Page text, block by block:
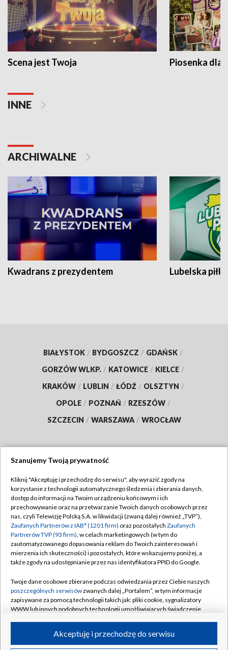
Scena jest Twoja Piosenka dla
INNE
ARCHIWALNE
Kwadrans z prezydentem Lubelska piłka
BIAŁYSTOK / BYDGOSZCZ / GDAŃSK /
GORZÓW WLKP. / KATOWICE / KIELCE /
KRAKÓW / LUBLIN / ŁÓDŹ / OLSZTYN /
OPOLE / POZNAŃ / RZESZÓW /
SZCZECIN / WARSZAWA / WROCŁAW
TVP
Abonament TVP
Emisja w TVP
Centrum informacji TVP
Naziemna Telewizja Cyfrowa
Rada Programowa
System NOS
Informacje o nadawcy
Program dla prasy
Regulamin TVP
Polityka prywatności
Moje zgody
Pomoc
Kontakt
Kanały
Szanujemy Twoją prywatność
Kliknij "Akceptuję i przechodzę do serwisu", aby wyrazić zgody na
korzystanie z technologii automatycznego śledzenia i zbierania danych,
dostęp do informacji na Twoim urządzeniu końcowym i ich
przechowywanie oraz na przetwarzanie Twoich danych osobowych przez
nas, czyli Telewizję Polską S.A. w likwidacji (zwaną dalej również „TVP”),
Zaufanych Partnerów z IAB* (1201 firm) oraz pozostałych Zaufanych
Partnerów TVP (93 firm), w celach marketingowych (w tym do
zautomatyzowanego dopasowania reklam do Twoich zainteresowań i
mierzenia ich skuteczności) i pozostałych, które wskazujemy poniżej, a
także zgody na udostępnianie przez nas identyfikatora PPID do Google.
Twoje dane osobowe zbierane podczas odwiedzania przez Ciebie naszych
poszczególnych serwisówzwanych dalej „Portalem”, w tym informacje
zapisywane za pomocą technologii takich jak: pliki cookie, sygnalizatory
WWW lub innych podobnych technologii umożliwiających świadczenie
ruchu w Internecie.Akceptuję i przechodzę do serwisu